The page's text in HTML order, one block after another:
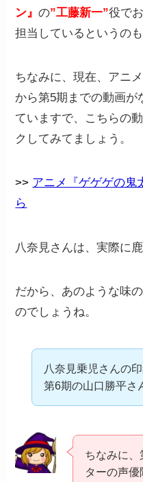
ン』の”工藤新一”役で
担当しているというの
ちなみに、現在、アニメ
から第5期までの動画が
ていますで、こちらの
クしてみてましょう。
>> アニメ『ゲゲゲの鬼
ら
八奈見さんは、実際に
だから、あのような味
のでしょうね。
八奈見乗児さんの印
第6期の山口勝平さ
ちなみに、
ターの声優